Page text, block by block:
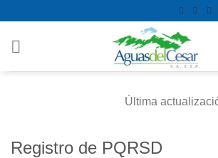
content
Última
Registro de PQRSD